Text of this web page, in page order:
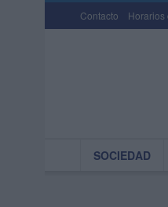
Contacto Horarios
SOCIEDAD